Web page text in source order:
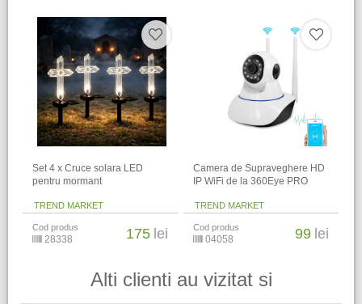
Set 4 x Cruce solara LED
pentru mormant
TREND MARKET
Cod produs
28338 175 lei
Camera de Supraveghere HD
IP WiFi de la 360Eye PRO
TREND MARKET
Cod produs
04058 99 lei
Alti clienti au vizitat si